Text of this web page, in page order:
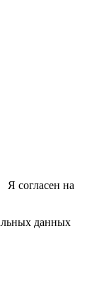
Я согласен на
данных